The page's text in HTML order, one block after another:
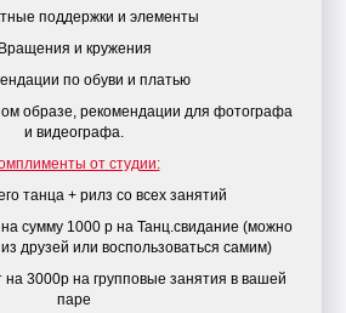
поддержки и элементы
Вращения и кружения
по обуви и платью
образе, рекомендации для фотографа
и видеографа.
от студии:
танца + рилз со всех занятий
сумму 1000 р на Танц.свидание (можно
друзей или воспользоваться самим)
3000р на групповые занятия в вашей
паре